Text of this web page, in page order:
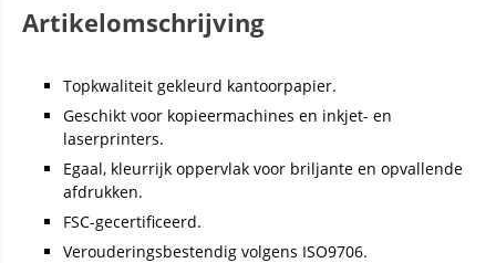
Artikelomschrijving
Topkwaliteit gekleurd kantoorpapier.
Geschikt voor kopieermachines en inkjet- en
laserprinters.
Egaal, kleurrijk oppervlak voor briljante en opvallende
afdrukken.
FSC-gecertificeerd.
Verouderingsbestendig volgens ISO9706.